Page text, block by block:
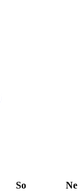
So Ne